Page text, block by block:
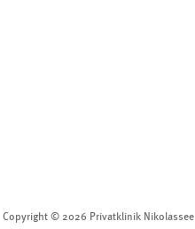
Copyright © 2026 Privatklinik Nikolassee